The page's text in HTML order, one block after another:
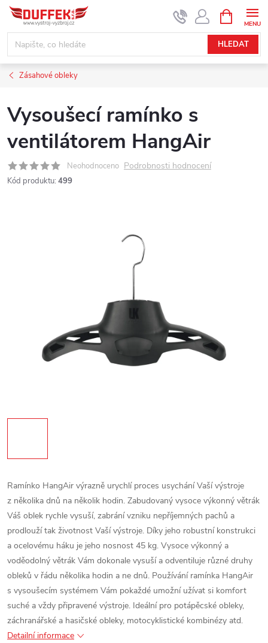
Přejít
obsah
HLEDAT
NÁKUPNÍ
KOŠÍK
Zásahové obleky
Vysoušecí ramínko s
ventilátorem HangAir
Neohodnoceno Podrobnosti hodnocení
Kód produktu: 499
Ramínko HangAir výrazně urychlí proces usychání Vaší výstroje
z několika dnů na několik hodin. Zabudovaný vysoce výkonný větrák
Váš oblek rychle vysuší, zabrání vzniku nepříjemných pachů a
prodlouží tak životnost Vaší výstroje. Díky jeho robustní konstrukci
a ocelovému háku je jeho nosnost 45 kg. Vysoce výkonný a
voděodolný větrák Vám dokonale vysuší a odventiluje různé druhy
obleků v řádu několika hodin a ne dnů. Používání ramínka HangAir
s vysoušecím systémem Vám pokaždé umožní užívat si komfort
suché a vždy připravené výstroje. Ideální pro potápěcské obleky,
záchranářské a hasičské obleky, motocyklistické kombinézy atd.
Detailní informace